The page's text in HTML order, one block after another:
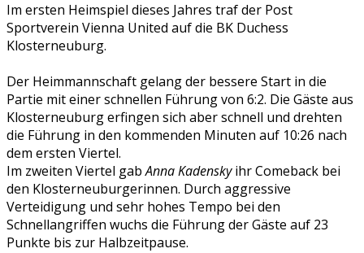
Im ersten Heimspiel dieses Jahres traf der Post
Sportverein Vienna United auf die BK Duchess
Klosterneuburg.
Der Heimmannschaft gelang der bessere Start in die
Partie mit einer schnellen Führung von 6:2. Die Gäste aus
Klosterneuburg erfingen sich aber schnell und drehten
die Führung in den kommenden Minuten auf 10:26 nach
dem ersten Viertel.
Im zweiten Viertel gabAnna Kadenskyihr Comeback bei
den Klosterneuburgerinnen. Durch aggressive
Verteidigung und sehr hohes Tempo bei den
Schnellangriffen wuchs die Führung der Gäste auf 23
Punkte bis zur Halbzeitpause.